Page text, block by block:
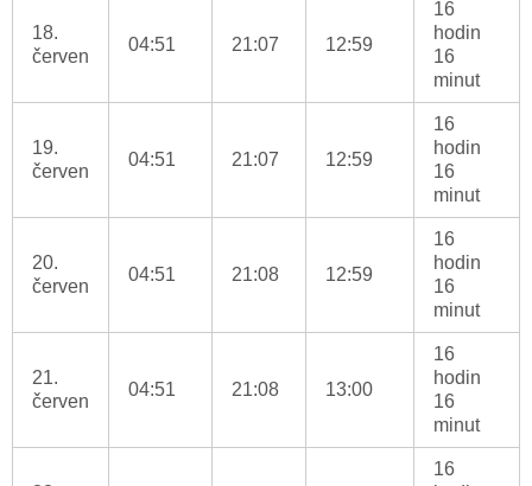
18.
červen
04:51 21:07 12:59
16
hodin
16
minut
19.
červen
04:51 21:07 12:59
16
hodin
16
minut
20.
červen
04:51 21:08 12:59
16
hodin
16
minut
21.
červen
04:51 21:08 13:00
16
hodin
16
minut
16